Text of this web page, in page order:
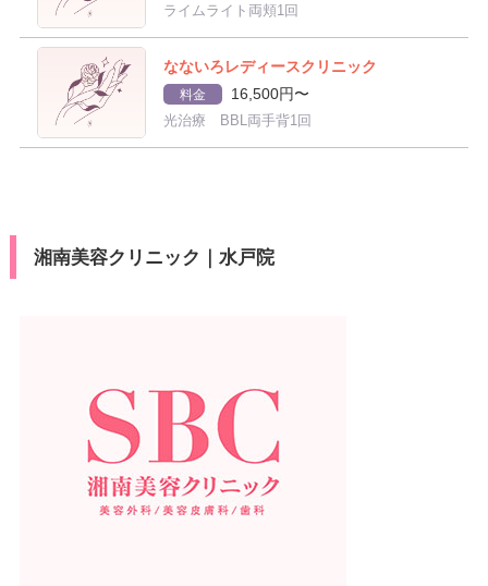
ライムライト両頬1回
なないろレディースクリニック
料金 16,500円〜
光治療 BBL両手背1回
湘南美容クリニック｜水戸院